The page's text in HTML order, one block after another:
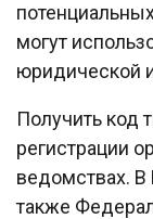
могут
юридической
Получить код
регистрации
ведомствах. В
также